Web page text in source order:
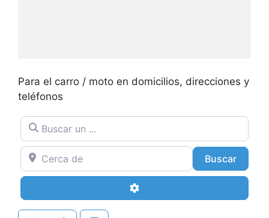
Para el carro / moto en domicilios, direcciones y
teléfonos
Buscar un ...
Cerca de BuscarBuscar
Advanced Filters